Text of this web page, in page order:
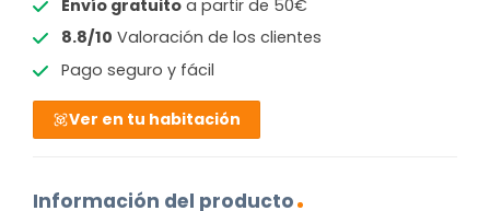
Envío gratuitoa partir de 50€
8.8/10 Valoración de los clientes
Pago seguro y fácil
Ver en tu habitación
Información del producto